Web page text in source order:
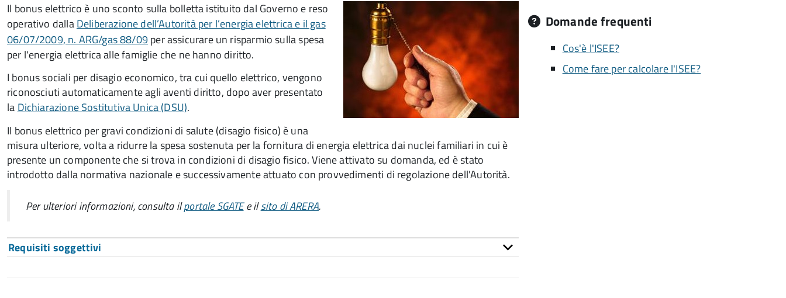
Il bonus elettrico è uno sconto sulla bolletta istituito dal Governo e reso
operativo dallaDeliberazione dell’Autorità per l’energia elettrica e il gas
06/07/2009, n. ARG/gas 88/09per assicurare un risparmio sulla spesa
per l'energia elettrica alle famiglie che ne hanno diritto.
I bonus sociali per disagio economico, tra cui quello elettrico, vengono
riconosciuti automaticamente agli aventi diritto, dopo aver presentato
la Dichiarazione Sostitutiva Unica (DSU).
Il bonus elettrico per gravi condizioni di salute (disagio fisico) è una
misura ulteriore, volta a ridurre la spesa sostenuta per la fornitura di energia elettrica dai nuclei familiari in cui è
presente un componente che si trova in condizioni di disagio fisico. Viene attivato su domanda, ed èstato
introdotto dalla normativa nazionale e successivamente attuato con provvedimenti di regolazione dell'Autorità.
Per ulteriori informazioni, consulta ilportale SGATEe ilsito di ARERA.
Requisiti soggettivi
Domande frequenti
Cos'è l'ISEE?
Come fare per calcolare l'ISEE?